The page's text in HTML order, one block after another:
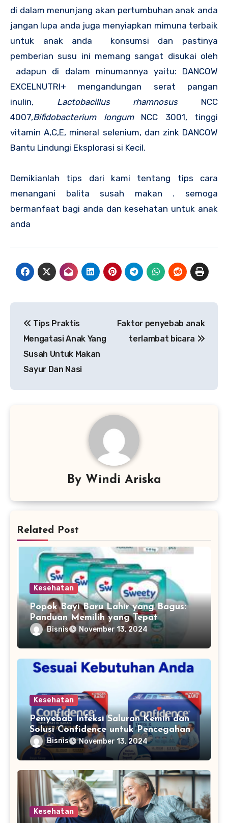
di dalam menunjang akan pertumbuhan anak anda
jangan lupa anda juga menyiapkan mimuna terbaik
untuk anak anda konsumsi dan pastinya
pemberian susu ini memang sangat disukai oleh
adapun di dalam minumannya yaitu: DANCOW
EXCELNUTRI+ mengandungan serat pangan
inulin, Lactobacillus rhamnosus NCC
4007,Bifidobacterium longum NCC 3001, tinggi
vitamin A,C,E, mineral selenium, dan zink DANCOW
Bantu Lindungi Eksplorasi si Kecil.
Demikianlah tips dari kami tentang tips cara
menangani balita susah makan . semoga
bermanfaat bagi anda dan kesehatan untuk anak
anda
pos
Tips Praktis
Mengatasi Anak Yang
Susah Untuk Makan
Sayur Dan Nasi
Faktor penyebab anak
terlambat bicara
By Windi Ariska
Related Post
Kesehatan
Popok Bayi Baru Lahir yang Bagus:
Panduan Memilih yang Tepat
Bisnis November 13, 2024
Kesehatan
Penyebab Infeksi Saluran Kemih dan
Solusi Confidence untuk Pencegahan
Bisnis November 13, 2024
Kesehatan